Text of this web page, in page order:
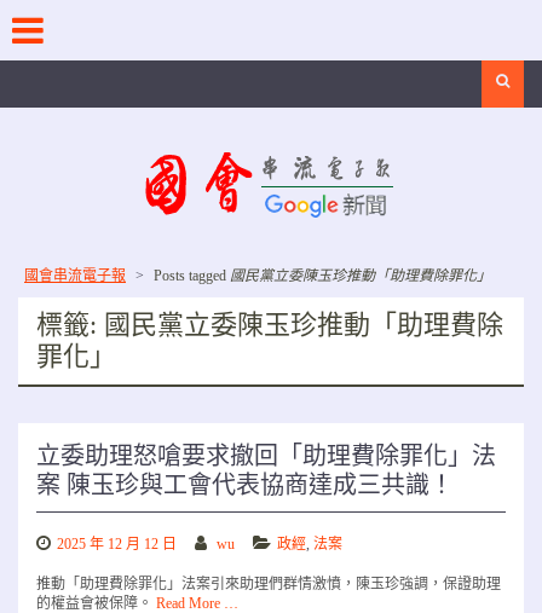
content
國會串流電子報 > Posts tagged 國民黨立委陳玉珍推動「助理費除罪化」
標籤: 國民黨立委陳玉珍推動「助理費除
罪化」
立委助理怒嗆要求撤回「助理費除罪化」法
案 陳玉珍與工會代表協商達成三共識！
2025 年 12 月 12 日 wu 政經, 法案
推動「助理費除罪化」法案引來助理們群情激憤，陳玉珍強調，保證助理
的權益會被保障。 Read More …